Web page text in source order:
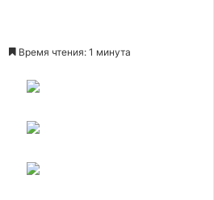
Время чтения: 1 минута